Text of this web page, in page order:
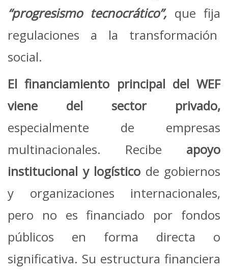
“progresismo tecnocrático”, que fija
regulaciones a la transformación
social.
El financiamiento principal del WEF
viene del
sector privado,
especialmente de empresas
multinacionales. Recibe apoyo
institucional y logístico de gobiernos
y organizaciones internacionales,
pero no es financiado por fondos
públicos en forma directa o
significativa. Su estructura financiera